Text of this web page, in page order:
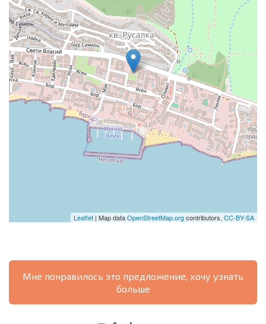
Leaflet | Map dataOpenStreetMap.orgcontributors, CC-BY-SA
Мне понравилось это предложение, хочу узнать
больше